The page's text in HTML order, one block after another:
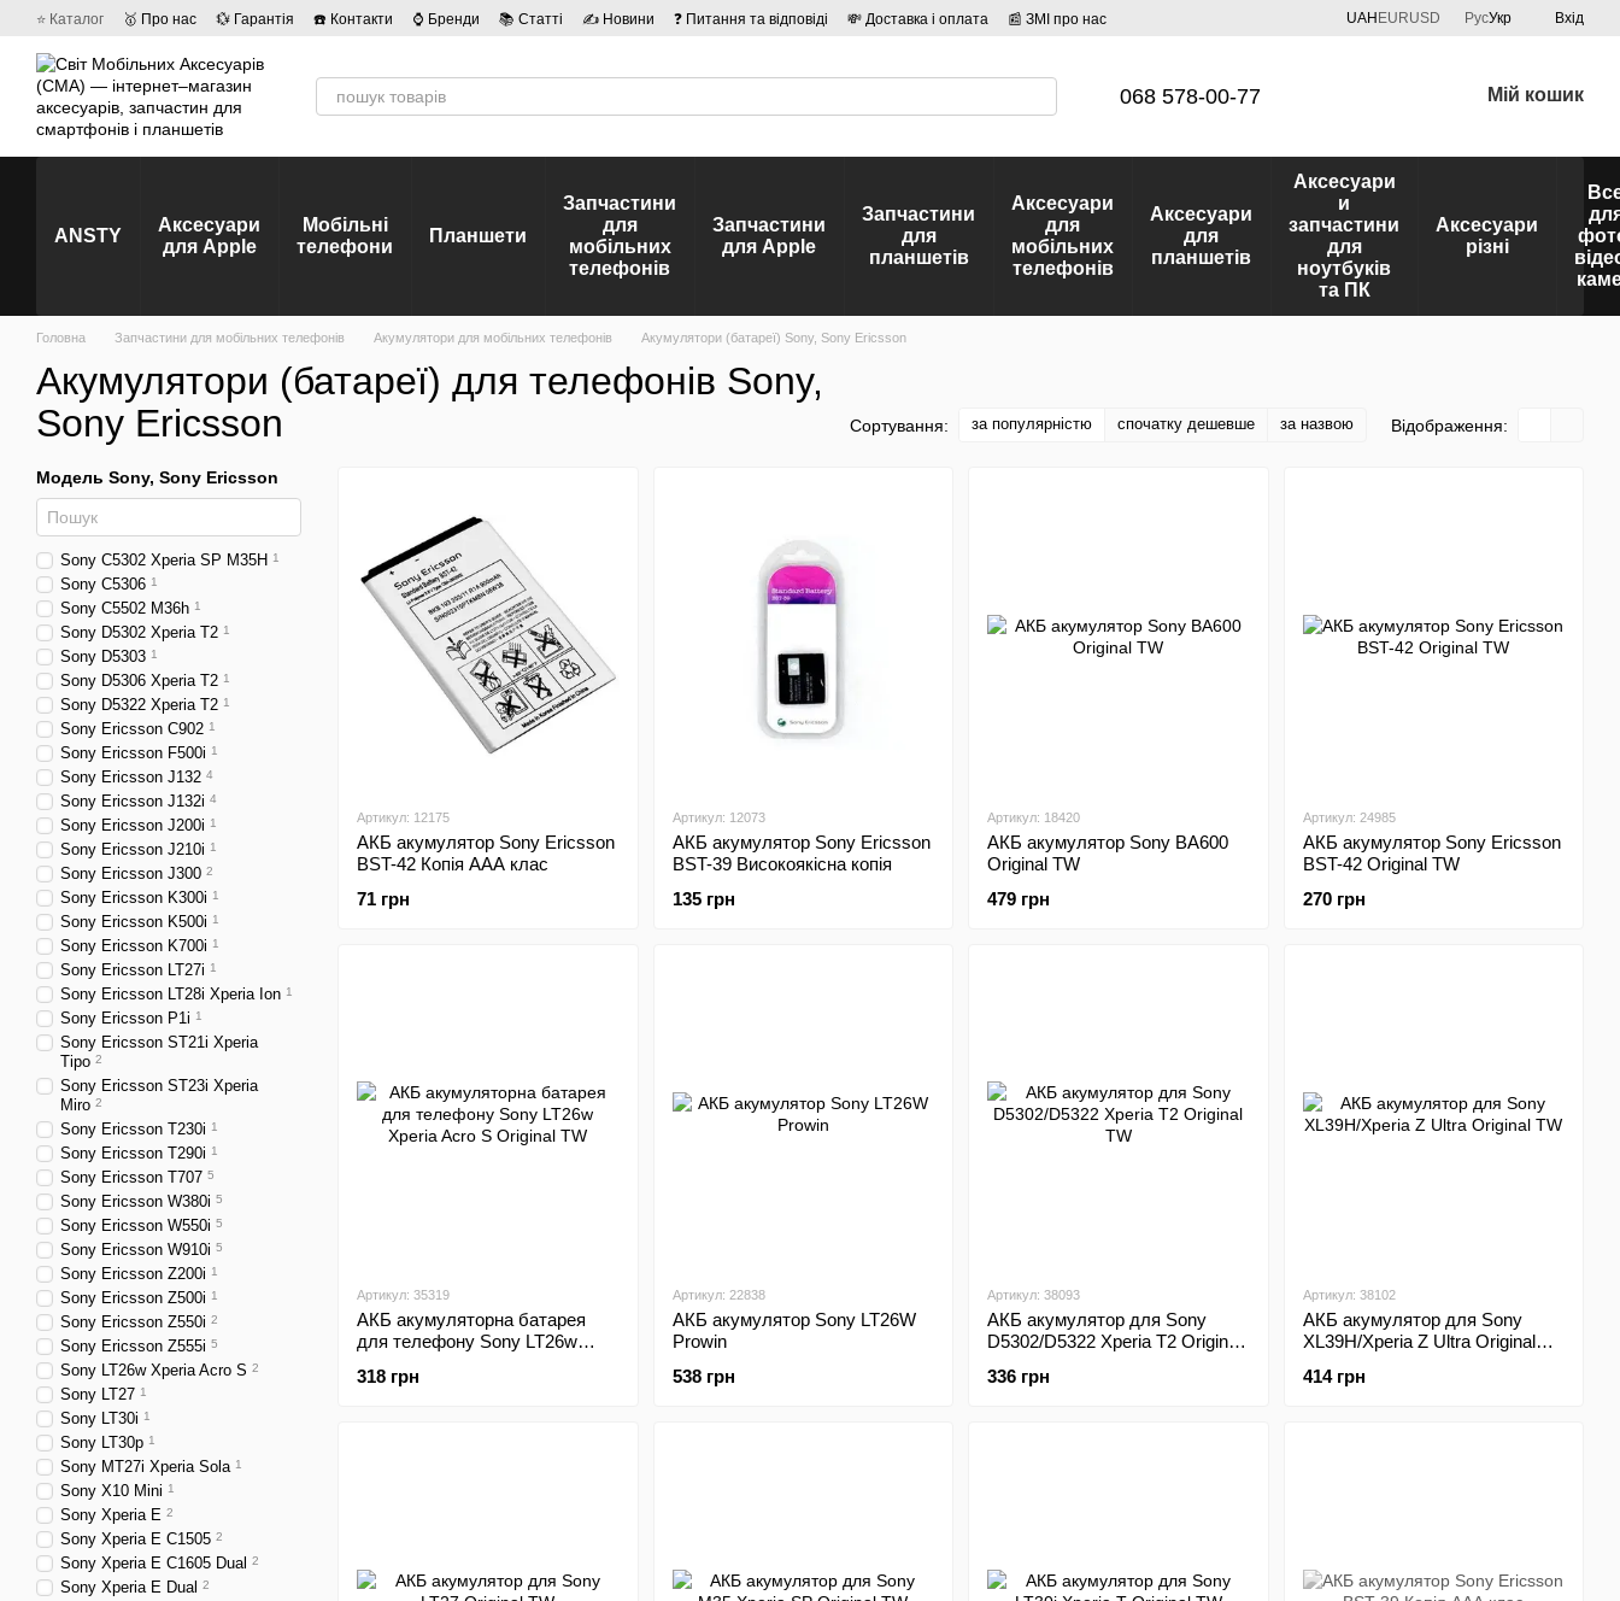
Перейти до основного контенту
⭐ Каталог 🥇 Про нас 💱 Гарантія ☎️ Контакти ⌚ Бренди 📚 Статті ✍ Новини ❓ Питання та відповіді 💸 Доставка і оплата
📰 ЗМІ про нас
UAH EURUSD РусУкр Вхід
068 578-00-77 Мій кошик
ANSTY
Аксесуари
для Apple
Мобільні
телефони
Планшети
Запчастини
для
мобільних
телефонів
Запчастини
для Apple
Запчастини
для
планшетів
Аксесуари
для
мобільних
телефонів
Аксесуари
для
планшетів
Аксесуари
и
запчастини
для
ноутбуків
та ПК
Аксесуари
різні
Головна Запчастини для мобільних телефонів Акумулятори для мобільних телефонів Акумулятори (батареї) Sony, Sony Ericsson
Акумулятори (батареї) для телефонів Sony,
Sony Ericsson
Сортування: за популярністю спочатку дешевше за назвою Відображення:
Артикул: 12175
АКБ акумулятор Sony Ericsson
BST-42 Копія ААА клас
71 грн
Артикул: 12073
АКБ акумулятор Sony Ericsson
BST-39 Високоякісна копія
135 грн
Артикул: 18420
АКБ акумулятор Sony BA600
Original TW
479 грн
Артикул: 24985
АКБ акумулятор Sony Ericsson
BST-42 Original TW
270 грн
Артикул: 35319
АКБ акумуляторна батарея
для телефону Sony LT26w
318 грн
Артикул: 22838
АКБ акумулятор Sony LT26W
Prowin
538 грн
Артикул: 38093
АКБ акумулятор для Sony
D5302/D5322 Xperia T2 Original
336 грн
Артикул: 38102
АКБ акумулятор для Sony
XL39H/Xperia Z Ultra Original
414 грн
Модель Sony, Sony Ericsson
Sony C5302 Xperia SP M35H 1
Sony C5306 1
Sony C5502 M36h 1
Sony D5302 Xperia T2 1
Sony D5303 1
Sony D5306 Xperia T2 1
Sony D5322 Xperia T2 1
Sony Ericsson C902 1
Sony Ericsson F500i 1
Sony Ericsson J132 4
Sony Ericsson J132i 4
Sony Ericsson J200i 1
Sony Ericsson J210i 1
Sony Ericsson J300 2
Sony Ericsson K300i 1
Sony Ericsson K500i 1
Sony Ericsson K700i 1
Sony Ericsson LT27i 1
Sony Ericsson LT28i Xperia Ion 1
Sony Ericsson P1i 1
Sony Ericsson ST21i Xperia
Tipo 2
Sony Ericsson ST23i Xperia
Miro 2
Sony Ericsson T230i 1
Sony Ericsson T290i 1
Sony Ericsson T707 5
Sony Ericsson W380i 5
Sony Ericsson W550i 5
Sony Ericsson W910i 5
Sony Ericsson Z200i 1
Sony Ericsson Z500i 1
Sony Ericsson Z550i 2
Sony Ericsson Z555i 5
Sony LT26w Xperia Acro S 2
Sony LT27 1
Sony LT30i 1
Sony LT30p 1
Sony MT27i Xperia Sola 1
Sony X10 Mini 1
Sony Xperia E 2
Sony Xperia E C1505 2
Sony Xperia E C1605 Dual 2
Sony Xperia E Dual 2